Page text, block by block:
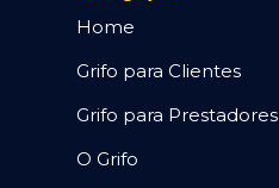
Home
Grifo para Clientes
Grifo para Prestadores
O Grifo